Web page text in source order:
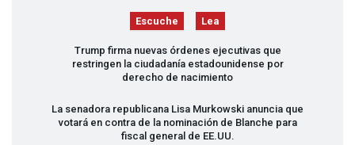
Escuche Lea
Trump firma nuevas órdenes ejecutivas que
restringen la ciudadanía estadounidense por
derecho de nacimiento
La senadora republicana Lisa Murkowski anuncia que
votará en contra de la nominación de Blanche para
fiscal general de EE.UU.